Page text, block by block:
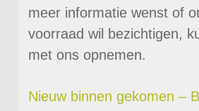
meer informatie wenst of
voorraad wil bezichtigen,
met ons opnemen.
Nieuw binnen gekomen –